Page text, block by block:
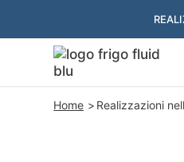
Home Realizzazioni